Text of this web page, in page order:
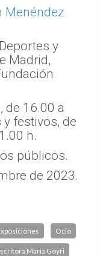
Menéndez
y
Madrid,
de 16.00 a
festivos, de
h.
públicos.
de 2023.
Ocio
María Goyri